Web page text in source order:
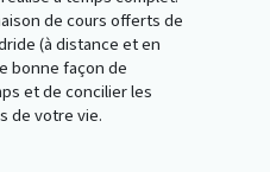
de cours offerts de
(à distance et en
bonne façon de
et de concilier les
de votre vie.